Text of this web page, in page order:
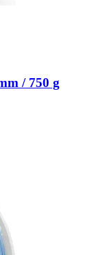
/ 750 g